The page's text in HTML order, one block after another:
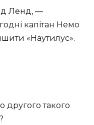
Ленд, —
капітан Немо
«Наутилус».
такого